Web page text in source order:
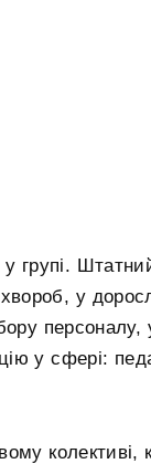
у групі.
у
персоналу,
у сфері:
колективі,